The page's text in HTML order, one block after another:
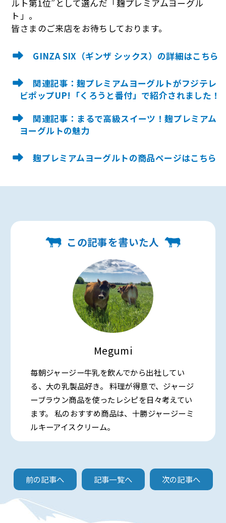
ルト第1位”として選んだ「麹プレミアムヨーグル
ト」。
皆さまのご来店をお待ちしております。
GINZA SIX（ギンザ シックス）の詳細はこちら
関連記事：麹プレミアムヨーグルトがフジテレ
ビポップUP!「くろうと番付」で紹介されました！
関連記事：まるで高級スイーツ！麹プレミアム
ヨーグルトの魅力
麹プレミアムヨーグルトの商品ページはこちら
この記事を書いた人
Megumi
毎朝ジャージー牛乳を飲んでから出社してい
る、大の乳製品好き。 料理が得意で、ジャージ
ーブラウン商品を使ったレシピを日々考えてい
ます。 私のおすすめ商品は、十勝ジャージーミ
ルキーアイスクリーム。
前の記事へ 記事一覧へ 次の記事へ